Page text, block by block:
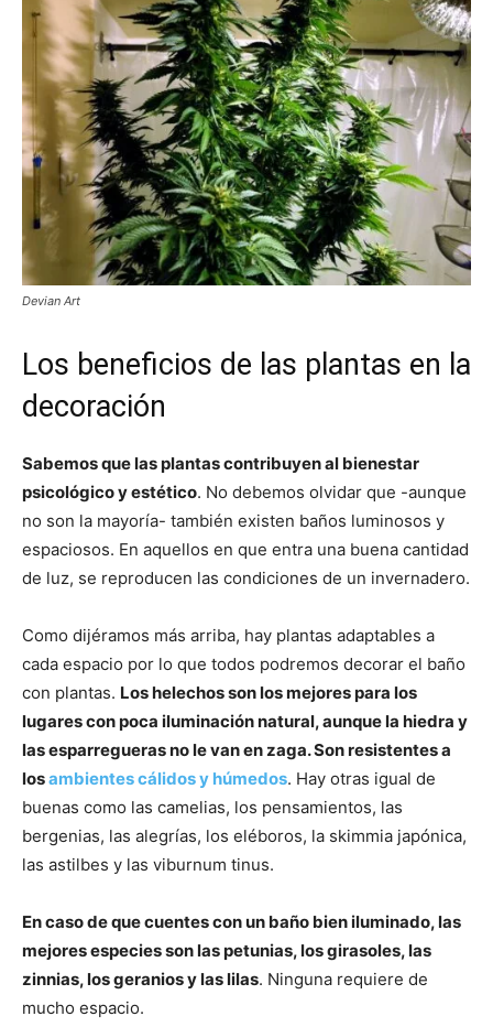
Devian Art
Los beneficios de las plantas en la
decoración
Sabemos que las plantas contribuyen al bienestar
psicológico y estético. No debemos olvidar que -aunque
no son la mayoría- también existen baños luminosos y
espaciosos. En aquellos en que entra una buena cantidad
de luz, se reproducen las condiciones de un invernadero.
Como dijéramos más arriba, hay plantas adaptables a
cada espacio por lo que todos podremos decorar el baño
con plantas. Los helechos son los mejores para los
lugares con poca iluminación natural, aunque la hiedra y
las esparregueras no le van en zaga. Son resistentes a
losambientes cálidos y húmedos. Hay otras igual de
buenas como las camelias, los pensamientos, las
bergenias, las alegrías, los eléboros, la skimmia japónica,
las astilbes y las viburnum tinus.
En caso de que cuentes con un baño bien iluminado, las
mejores especies son las petunias, los girasoles, las
zinnias, los geranios y las lilas. Ninguna requiere de
mucho espacio.